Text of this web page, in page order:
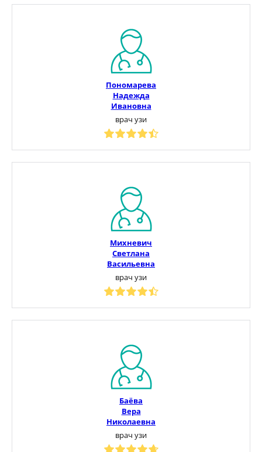
Пономарева
Надежда
Ивановна
врач узи
Михневич
Светлана
Васильевна
врач узи
Баёва
Вера
Николаевна
врач узи